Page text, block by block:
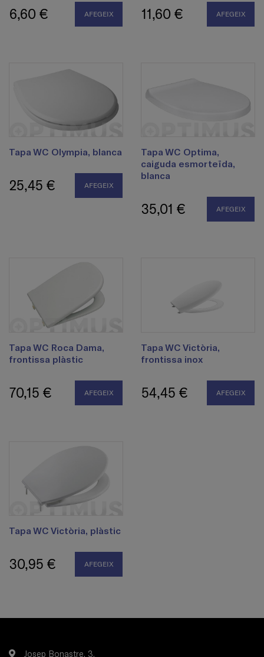
6,60 € AFEGEIX 11,60 € AFEGEIX
Tapa WC Olympia, blanca
25,45 € AFEGEIX
Tapa WC Optima,
caiguda esmorteïda,
blanca
35,01 € AFEGEIX
Tapa WC Roca Dama,
frontissa plàstic
70,15 € AFEGEIX
Tapa WC Victòria,
frontissa inox
54,45 € AFEGEIX
Tapa WC Victòria, plàstic
30,95 € AFEGEIX
Josep Bonastre, 3.